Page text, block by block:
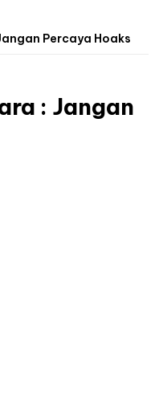
Percaya Hoaks
: Jangan